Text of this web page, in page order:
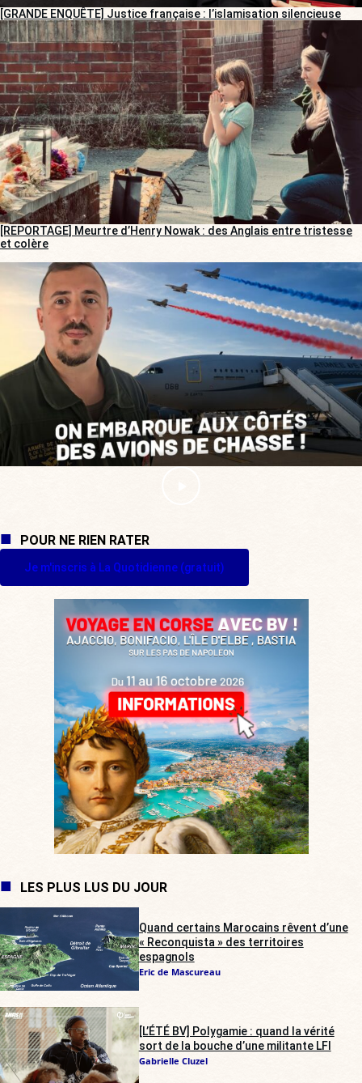
[GRANDE ENQUÊTE] Justice française : l’islamisation silencieuse
[REPORTAGE] Meurtre d’Henry Nowak : des Anglais entre tristesse
et colère
POUR NE RIEN RATER
Je m'inscris à La Quotidienne (gratuit)
LES PLUS LUS DU JOUR
Quand certains Marocains rêvent d’une
« Reconquista » des territoires
espagnols
Eric de Mascureau
[L’ÉTÉ BV] Polygamie : quand la vérité
sort de la bouche d’une militante LFI
Gabrielle Cluzel